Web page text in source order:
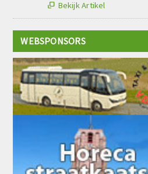
 Bekijk Artikel
WEBSPONSORS